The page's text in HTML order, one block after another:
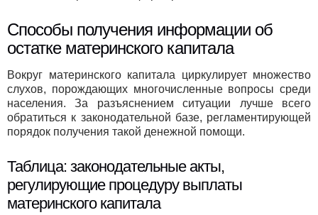
Способы получения информации об
остатке материнского капитала
Вокруг материнского капитала циркулирует множество
слухов, порождающих многочисленные вопросы среди
населения. За разъяснением ситуации лучше всего
обратиться к законодательной базе, регламентирующей
порядок получения такой денежной помощи.
Таблица: законодательные акты,
регулирующие процедуру выплаты
материнского капитала